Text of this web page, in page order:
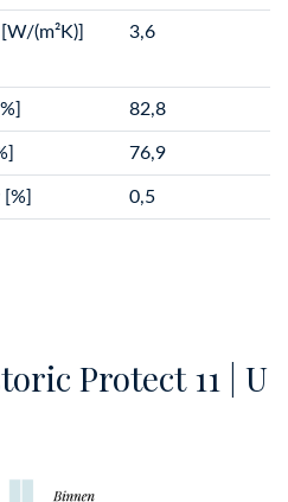
(m²K)] 3,6
82,8
76,9
0,5
Protect 11 | U